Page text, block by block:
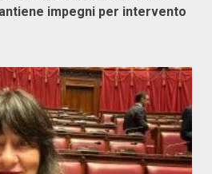
impegni per intervento